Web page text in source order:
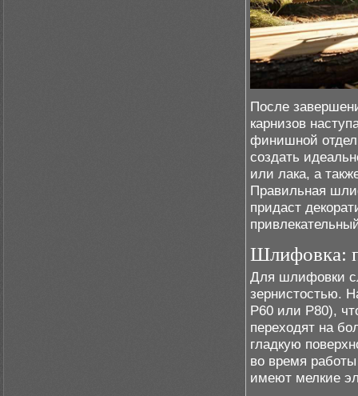
После
карнизов
финишной
создать
или лака, а
Правильная
придаст
Шлифовка:
Для шлифовки
зернистостью.
P60 или P80),
переходят на
гладкую
во время
имеют мелкие